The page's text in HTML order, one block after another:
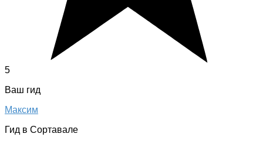
5
Ваш гид
Максим
Гид в Сортавале